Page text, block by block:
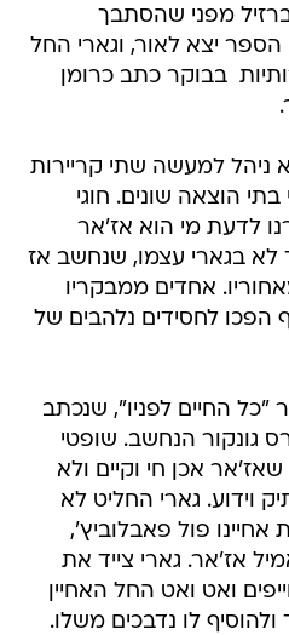
מפני שהסתבך
יצא לאור, וגארי החל
 בבוקר כתב כרומן
הוא ניהל למעשה שתי קריירות
הוצאה שונים. חוגי
לדעת מי הוא אז'אר
לא בגארי עצמו, שנחשב אז
אחדים ממבקריו
הפכו לחסידים נלהבים של
"כל החיים לפניו", שנכתב
גונקור הנחשב. שופטי
אכן חי וקיים ולא
וידוע. גארי החליט לא
אחיינו פול פאבלוביץ',
אז'אר. גארי צייד את
ואט ואט החל האחיין
ולהוסיף לו נדבכים משלו.